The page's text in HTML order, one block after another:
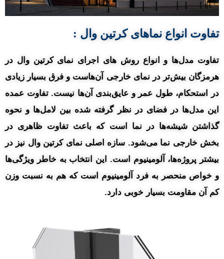
تفاوت انواع نماهای کرتین وال :
تفاوت مدل‌ها و انواع روش های اجرای نمای کرتین وال در
هرمزگان بیش‌تر در نمای خارجی آن‌هاست و فرق بسیار زیادی
در استحکام، طول عمر و عایق‌بندی آن‌ها نیست. تفاوت عمده
این مدل‌ها در فضای در نظر گرفته شده بین لامل‌ها و نحوه
گذاشتن شیشه‌ها در نما است که باعث تفاوت ظاهری در
بخش خارجی نما می‌شود. سازه اصلی نمای کرتین وال نیز در
بیشتر پروژه‌ها، آلومینیوم است. این انتخاب به خاطر ویژگی‌ها
و خواص منحصر به فرد آلومینیوم است که هم به نسبت وزن
کم آن مقاومت بسیار خوبی دارد.